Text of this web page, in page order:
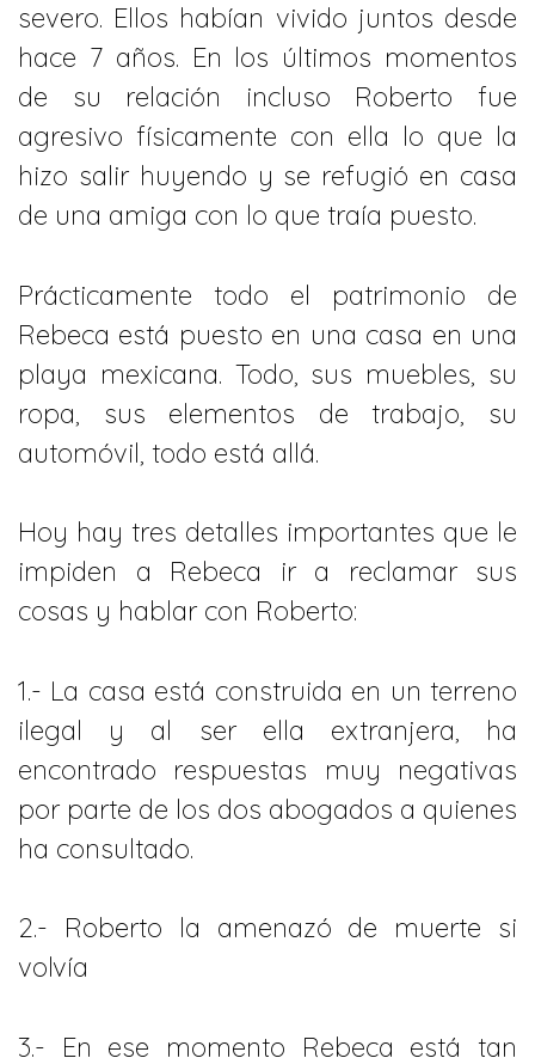
severo. Ellos habían vivido juntos desde
hace 7 años. En los últimos momentos
de su relación incluso Roberto fue
agresivo físicamente con ella lo que la
hizo salir huyendo y se refugió en casa
de una amiga con lo que traía puesto.
Prácticamente todo el patrimonio de
Rebeca está puesto en una casa en una
playa mexicana. Todo, sus muebles, su
ropa, sus elementos de trabajo, su
automóvil, todo está allá.
Hoy hay tres detalles importantes que le
impiden a Rebeca ir a reclamar sus
cosas y hablar con Roberto:
1.- La casa está construida en un terreno
ilegal y al ser ella extranjera, ha
encontrado respuestas muy negativas
por parte de los dos abogados a quienes
ha consultado.
2.- Roberto la amenazó de muerte si
volvía
3.- En ese momento Rebeca está tan